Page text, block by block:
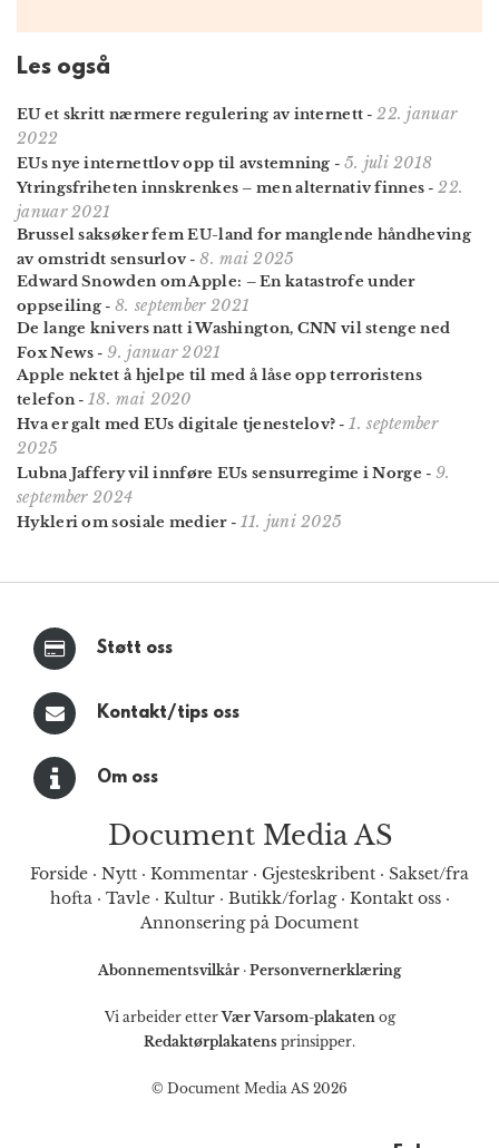
Les også
EU et skritt nærmere regulering av internett -22. januar
2022
EUs nye internettlov opp til avstemning - 5. juli 2018
Ytringsfriheten innskrenkes – men alternativ finnes -22.
januar 2021
Brussel saksøker fem EU-land for manglende håndheving
av omstridt sensurlov -8. mai 2025
Edward Snowden om Apple: – En katastrofe under
oppseiling - 8. september 2021
De lange knivers natt i Washington, CNN vil stenge ned
Fox News -9. januar 2021
Apple nektet å hjelpe til med å låse opp terroristens
telefon-18. mai 2020
Hva er galt med EUs digitale tjenestelov? -1. september
2025
Lubna Jaffery vil innføre EUs sensurregime i Norge - 9.
september 2024
Hykleri om sosiale medier- 11. juni 2025
Støtt oss
Kontakt/tips oss
Om oss
Document Media AS
Forside · Nytt · Kommentar · Gjesteskribent · Sakset/fra
hofta· Tavle· Kultur· Butikk/forlag· Kontakt oss·
Annonsering på Document
Abonnementsvilkår · Personvernerklæring
Vi arbeider etterVær Varsom-plakaten og
Redaktørplakatens prinsipper.
© Document Media AS 2026